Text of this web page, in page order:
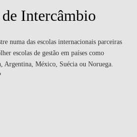
Intercâmbio
numa das escolas internacionais parceiras
escolas de gestão em países como
Argentina, México, Suécia ou Noruega.